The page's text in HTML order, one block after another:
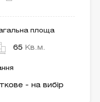
площа
65 Кв.м.
- на вибір